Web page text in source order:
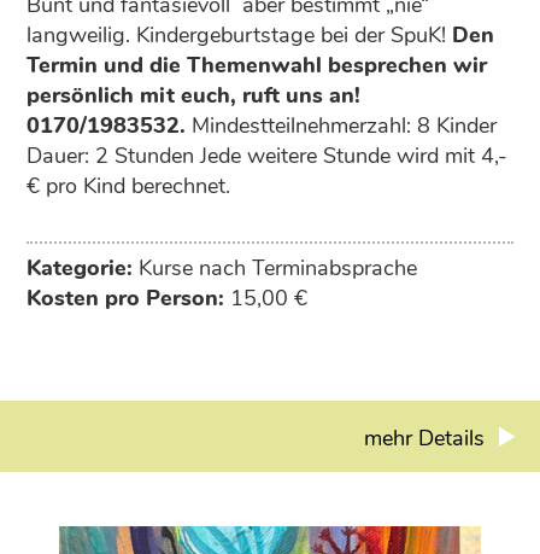
langweilig. Kindergeburtstage bei der SpuK! Den
Termin und die Themenwahl besprechen wir
persönlich mit euch, ruft uns an!
0170/1983532. Mindestteilnehmerzahl: 8 Kinder
Dauer: 2 Stunden Jede weitere Stunde wird mit 4,-
€ pro Kind berechnet.
Kategorie: Kurse nach Terminabsprache
Kosten pro Person: 15,00 €
mehr Details